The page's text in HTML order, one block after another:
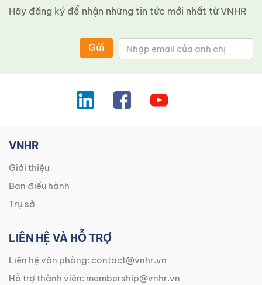
Hãy đăng ký để nhận những tin tức mới nhất từ ​​VNHR
Gửi
VNHR
Giới thiệu
Ban điều hành
Trụ sở
LIÊN HỆ VÀ HỖ TRỢ
Liên hệ văn phòng: contact@vnhr.vn
Hỗ trợ thành viên: membership@vnhr.vn